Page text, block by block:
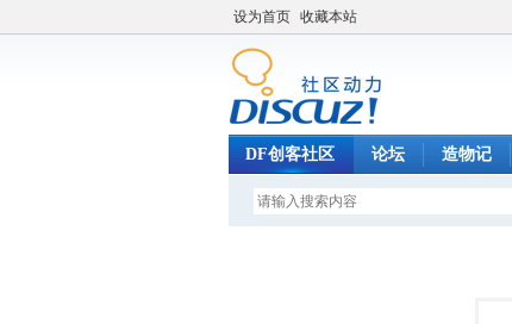
设为首页 收藏本站
DF创客社区 论坛 造物记